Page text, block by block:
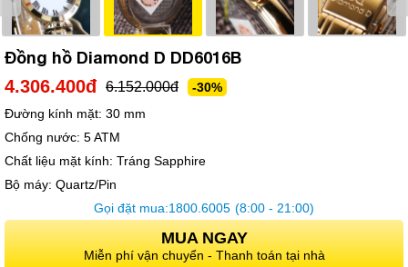
Đồng hồ Diamond D DD6016B
4.306.400đ 6.152.000đ
-30%
Đường kính mặt: 30 mm
Chống nước: 5 ATM
Chất liệu mặt kính: Tráng Sapphire
Bộ máy: Quartz/Pin
Gọi đặt mua:1800.6005 (8:00 - 21:00)
MUA NGAY
Miễn phí vận chuyển - Thanh toán tại nhà